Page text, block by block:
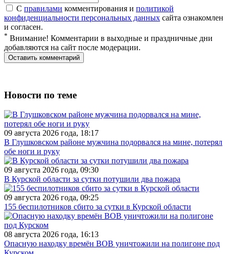
С правилами комментирования и политикой
конфиденциальности персональных данных сайта ознакомлен
и согласен.
* Внимание! Комментарии в выходные и праздничные дни
добавляются на сайт после модерации.
Новости по теме
09 августа 2026 года, 18:17
В Глушковском районе мужчина подорвался на мине, потерял
обе ноги и руку
09 августа 2026 года, 09:30
В Курской области за сутки потушили два пожара
09 августа 2026 года, 09:25
155 беспилотников сбито за сутки в Курской области
08 августа 2026 года, 16:13
Опасную находку времён ВОВ уничтожили на полигоне под